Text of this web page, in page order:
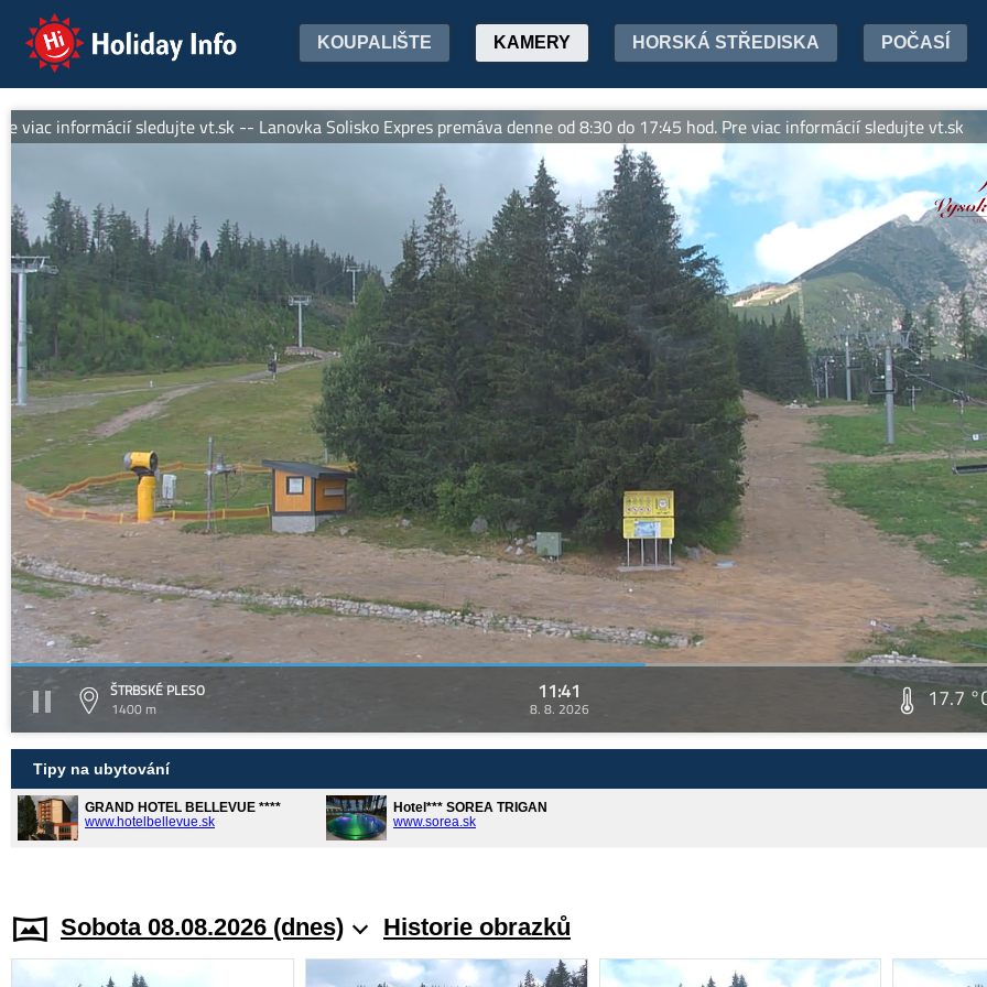
Holiday Info KOUPALIŠTE KAMERY HORSKÁ STŘEDISKA POČASÍ
informácií sledujte vt.sk -- Lanovka Solisko Expres premáva denne od 8:30 do 17:45 hod. Pre viac informácií sledujte vt.sk
ŠTRBSKÉ PLESO
1400 m
11:41
8. 8. 2026 17.7
Tipy na ubytování
GRAND HOTEL BELLEVUE ****
www.hotelbellevue.sk
Hotel*** SOREA TRIGAN
www.sorea.sk
Sobota 08.08.2026 (dnes) Historie obrazků